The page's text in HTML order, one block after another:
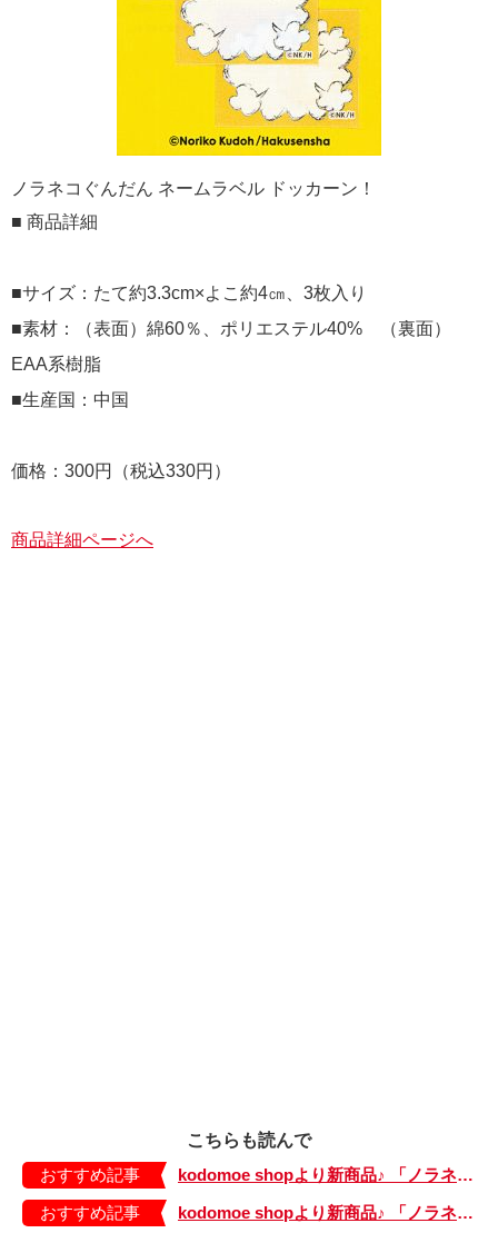
ノラネコぐんだん ネームラベル ドッカーン！
■ 商品詳細
■サイズ：たて約3.3cm×よこ約4㎝、3枚入り
■素材：（表面）綿60％、ポリエステル40% （裏面）
EAA系樹脂
■生産国：中国
価格：300円（税込330円）
商品詳細ページへ
こちらも読んで
おすすめ記事
kodomoe shopより新商品♪ 「ノラネコぐんだん」耐熱マグ3種が登場！
おすすめ記事
kodomoe shopより新商品♪ 「ノラネコぐんだん」なりきり帽子（大、小）が登場！